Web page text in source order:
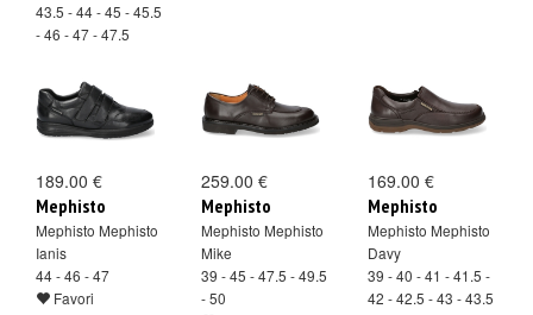
43.5 - 44 - 45 - 45.5
- 46 - 47 - 47.5
189.00 €
Mephisto
Mephisto Mephisto
Ianis
44 - 46 - 47
Favori
259.00 €
Mephisto
Mephisto Mephisto
Mike
39 - 45 - 47.5 - 49.5
- 50
169.00 €
Mephisto
Mephisto Mephisto
Davy
39 - 40 - 41 - 41.5 -
42 - 42.5 - 43 - 43.5